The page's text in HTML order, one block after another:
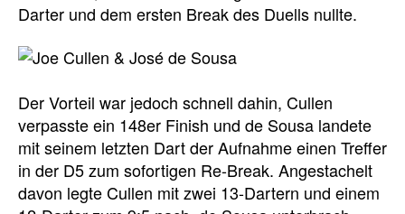
Darter und dem ersten Break des Duells nullte.
Der Vorteil war jedoch schnell dahin, Cullen
verpasste ein 148er Finish und de Sousa landete
mit seinem letzten Dart der Aufnahme einen Treffer
in der D5 zum sofortigen Re-Break. Angestachelt
davon legte Cullen mit zwei 13-Dartern und einem